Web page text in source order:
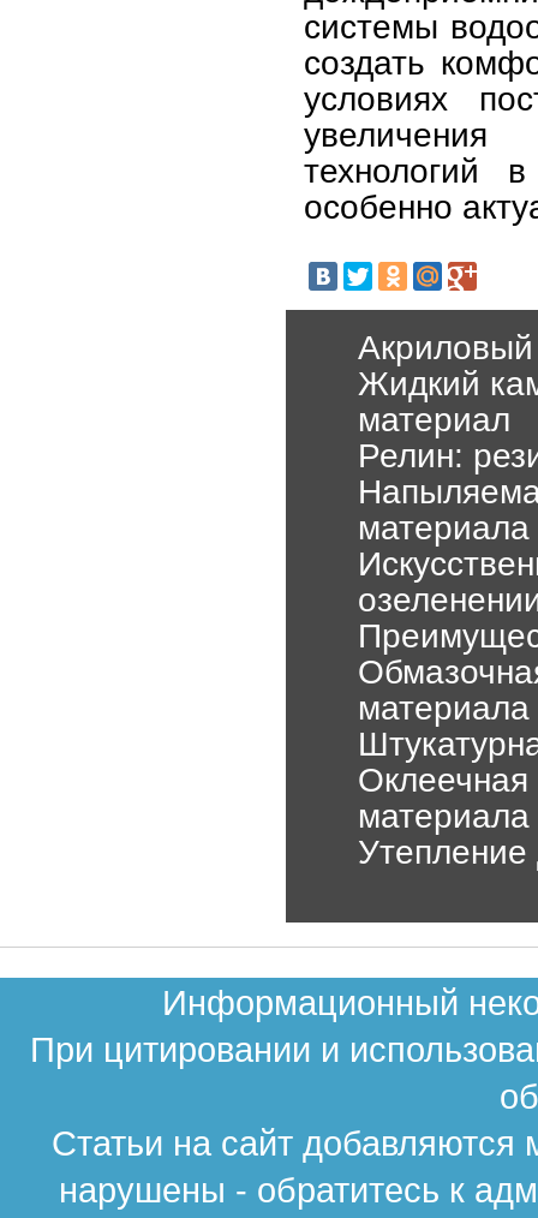
системы
создать
условиях
увеличения
технологий
особенно
Акриловый
Жидкий
материал
Релин:
материала
материала
Оклеечная
материала
Информационный
При цитировании и
Статьи на сайт
нарушены - обратитесь к